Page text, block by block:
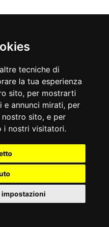
tecniche di
la tua esperienza
sito, per mostrarti
annunci mirati, per
sito, e per
i nostri visitatori.
impostazioni
italiano
messicano
foto sulle strisce pedonali di
senza profumo e tutti